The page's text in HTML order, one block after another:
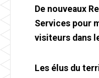
De nouveaux
Services pour
visiteurs dans
Les élus du